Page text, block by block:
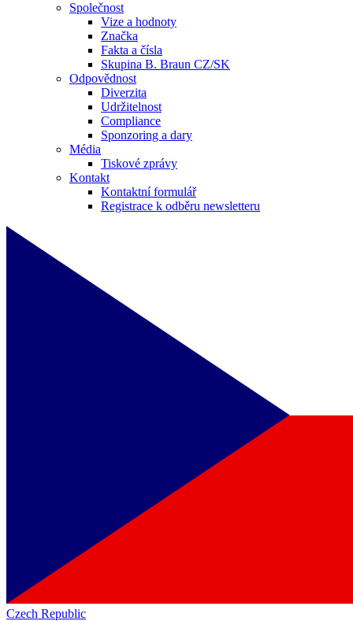
Společnost
Vize a hodnoty
Značka
Fakta a čísla
Skupina B. Braun CZ/SK
Odpovědnost
Diverzita
Udržitelnost
Compliance
Sponzoring a dary
Média
Tiskové zprávy
Kontakt
Kontaktní formulář
Registrace k odběru newsletteru
Czech Republic